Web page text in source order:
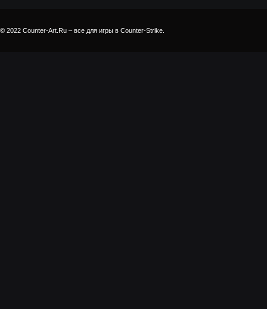
© 2022 Counter-Art.Ru – все для игры в Counter-Strike.